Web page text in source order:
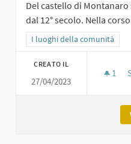
Del castello di
dal 12° secolo. Nella
Filtra i risultati per
I luoghi della comunità
CREATO IL
27/04/2023
1